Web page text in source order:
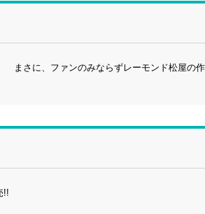
まさに、ファンのみならずレーモンド松屋の
!!